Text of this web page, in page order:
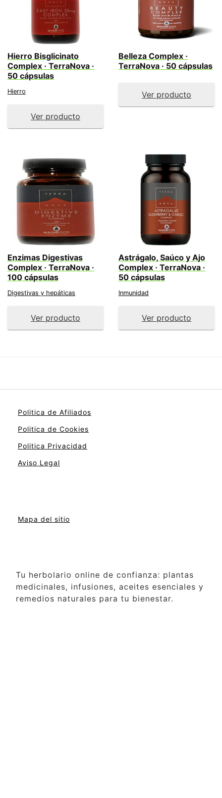
Hierro Bisglicinato
Complex · TerraNova ·
50 cápsulas
Hierro
Ver producto
Belleza Complex ·
TerraNova · 50 cápsulas
Ver producto
Enzimas Digestivas
Complex · TerraNova ·
100 cápsulas
Digestivas y hepáticas
Ver producto
Astrágalo, Saúco y Ajo
Complex · TerraNova ·
50 cápsulas
Inmunidad
Ver producto
Politica de Afiliados
Politica de Cookies
Politica Privacidad
Aviso Legal
Mapa del sitio
Tu herbolario online de confianza: plantas
medicinales, infusiones, aceites esenciales y
remedios naturales para tu bienestar.